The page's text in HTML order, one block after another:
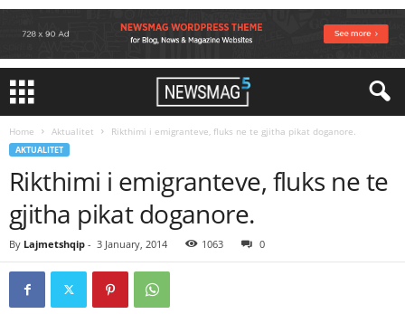
Home Aktualitet Rikthimi i emigranteve, fluks ne te gjitha pikat doganore.
AKTUALITET
Rikthimi i emigranteve, fluks ne te
gjitha pikat doganore.
By Lajmetshqip - 3 January, 2014 1063 0